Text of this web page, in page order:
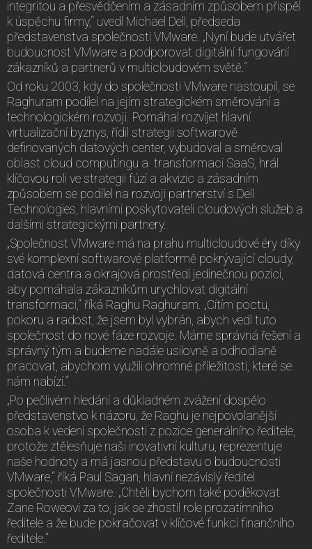
integritou a přesvědčením a zásadním způsobem přispěl
k úspěchu firmy,“ uvedl Michael Dell, předseda
představenstva společnosti VMware. „Nyní bude utvářet
budoucnost VMware a podporovat digitální fungování
zákazníků a partnerů v multicloudovém světě.“
Od roku 2003, kdy do společnosti VMware nastoupil, se
Raghuram podílel na jejím strategickém směrování a
technologickém rozvoji. Pomáhal rozvíjet hlavní
virtualizační byznys, řídil strategii softwarově
definovaných datových center, vybudoval a směroval
oblast cloud computingu a transformaci SaaS, hrál
klíčovou roli ve strategii fúzí a akvizic a zásadním
způsobem se podílel na rozvoji partnerství s Dell
Technologies, hlavními poskytovateli cloudových služeb a
dalšími strategickými partnery.
„Společnost VMware má na prahu multicloudové éry díky
své komplexní softwarové platformě pokrývající cloudy,
datová centra a okrajová prostředí jedinečnou pozici,
aby pomáhala zákazníkům urychlovat digitální
transformaci,“ říká Raghu Raghuram. „Cítím poctu,
pokoru a radost, že jsem byl vybrán, abych vedl tuto
společnost do nové fáze rozvoje. Máme správná řešení a
správný tým a budeme nadále usilovně a odhodlaně
pracovat, abychom využili ohromné příležitosti, které se
nám nabízí.“
„Po pečlivém hledání a důkladném zvážení dospělo
představenstvo k názoru, že Raghu je nejpovolanější
osoba k vedení společnosti z pozice generálního ředitele,
protože ztělesňuje naši inovativní kulturu, reprezentuje
naše hodnoty a má jasnou představu o budoucnosti
VMware,“ říká Paul Sagan, hlavní nezávislý ředitel
společnosti VMware. „Chtěli bychom také poděkovat
Zane Roweovi za to, jak se zhostil role prozatímního
ředitele a že bude pokračovat v klíčové funkci finančního
ředitele.“